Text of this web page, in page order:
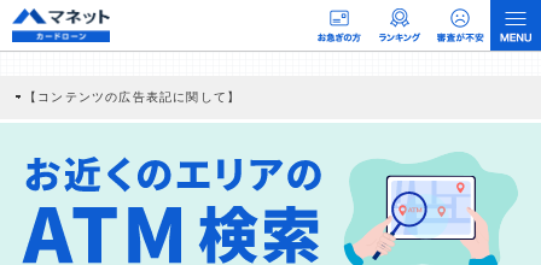
【コンテンツの広告表記に関して】
社に対して企業から紹介報酬が支払われるという収益モデルです。 ただし、特定の
商品を根拠なくPRするものではなく、当編集部の調査／ユーザーへの口コミ収集な
どに基づき、公平性を担保した情報提供を行っています。
>提携企業一覧